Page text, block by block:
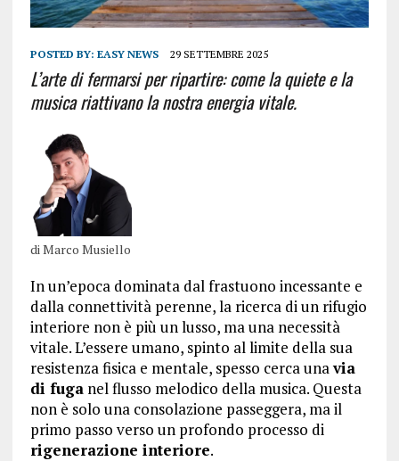
POSTED BY: EASY NEWS 29 SETTEMBRE 2025
L’arte di fermarsi per ripartire: come la quiete e la
musica riattivano la nostra energia vitale.
di Marco Musiello
In un’epoca dominata dal frastuono incessante e
dalla connettività perenne, la ricerca di un rifugio
interiore non è più un lusso, ma una necessità
vitale. L’essere umano, spinto al limite della sua
resistenza fisica e mentale, spesso cerca unavia
di fuganel flusso melodico della musica. Questa
non è solo una consolazione passeggera, ma il
primo passo verso un profondo processo di
rigenerazione interiore.